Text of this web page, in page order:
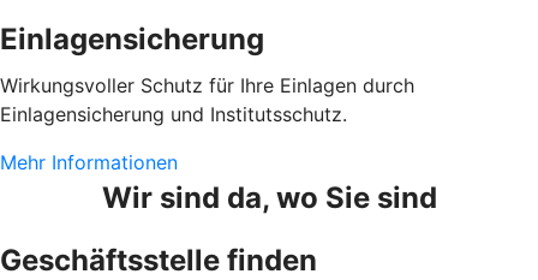
Einlagensicherung
Wirkungsvoller Schutz für Ihre Einlagen durch
Einlagensicherung und Institutsschutz.
Mehr Informationen
Wir sind da, wo Sie sind
Geschäftsstelle finden